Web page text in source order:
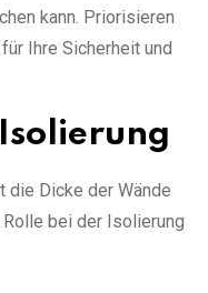
kann. Priorisieren
Ihre Sicherheit und
die Dicke der Wände
bei der Isolierung